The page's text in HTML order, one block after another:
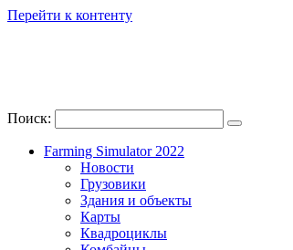
Перейти к контенту
Поиск:
Farming Simulator 2022
Новости
Грузовики
Здания и объекты
Карты
Квадроциклы